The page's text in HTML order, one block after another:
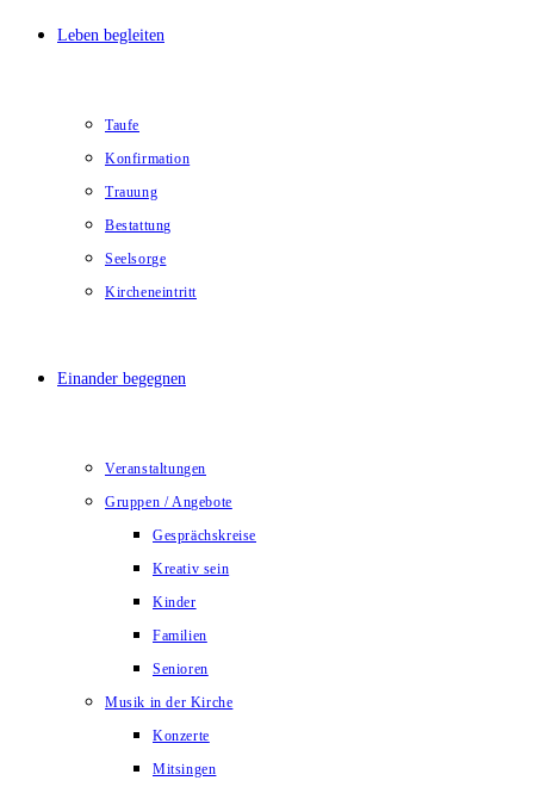
Leben begleiten
Taufe
Konfirmation
Trauung
Bestattung
Seelsorge
Kircheneintritt
Einander begegnen
Veranstaltungen
Gruppen / Angebote
Gesprächskreise
Kreativ sein
Kinder
Familien
Senioren
Musik in der Kirche
Konzerte
Mitsingen